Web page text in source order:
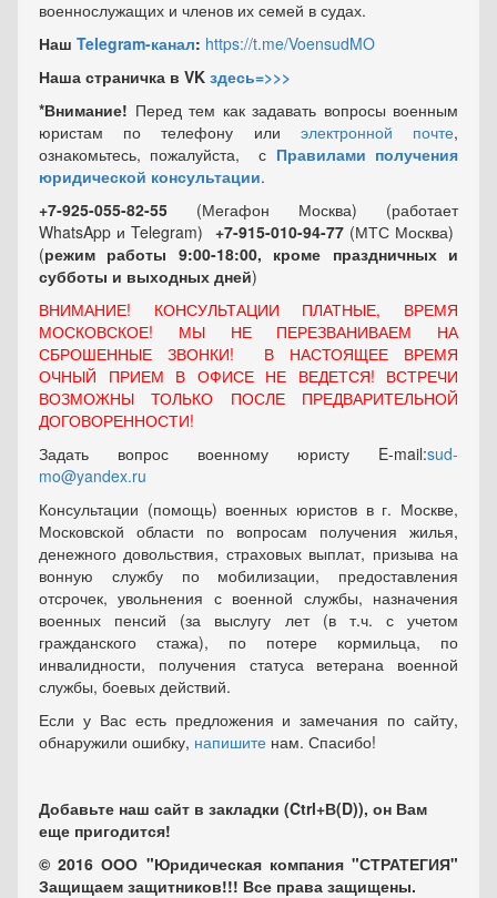
военнослужащих и членов их семей в судах.
Наш Telegram-канал: https://t.me/VoensudMO
Наша страничка в VK здесь=>>>
*Внимание! Перед тем как задавать вопросы военным
юристам по телефону или электронной почте,
ознакомьтесь, пожалуйста, с Правилами получения
юридической консультации.
+7-925-055-82-55 (Мегафон Москва) (работает
WhatsApp и Telegram) +7-915-010-94-77 (МТС Москва)
(режим работы 9:00-18:00, кроме праздничных и
субботы и выходных дней)
ВНИМАНИЕ! КОНСУЛЬТАЦИИ ПЛАТНЫЕ, ВРЕМЯ
МОСКОВСКОЕ! МЫ НЕ ПЕРЕЗВАНИВАЕМ НА
СБРОШЕННЫЕ ЗВОНКИ! В НАСТОЯЩЕЕ ВРЕМЯ
ОЧНЫЙ ПРИЕМ В ОФИСЕ НЕ ВЕДЕТСЯ! ВСТРЕЧИ
ВОЗМОЖНЫ ТОЛЬКО ПОСЛЕ ПРЕДВАРИТЕЛЬНОЙ
ДОГОВОРЕННОСТИ!
Задать вопрос военному юристу E-mail:sud-
mo@yandex.ru
Консультации (помощь) военных юристов в г. Москве,
Московской области по вопросам получения жилья,
денежного довольствия, страховых выплат, призыва на
вонную службу по мобилизации, предоставления
отсрочек, увольнения с военной службы, назначения
военных пенсий (за выслугу лет (в т.ч. с учетом
гражданского стажа), по потере кормильца, по
инвалидности, получения статуса ветерана военной
службы, боевых действий.
Если у Вас есть предложения и замечания по сайту,
обнаружили ошибку, напишите нам. Спасибо!
Добавьте наш сайт в закладки (Ctrl+В(D)), он Вам
еще пригодится!
© 2016 ООО "Юридическая компания "СТРАТЕГИЯ"
Защищаем защитников!!! Все права защищены.